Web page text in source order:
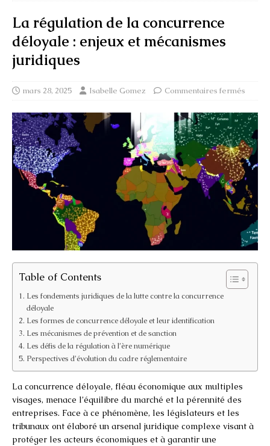
La régulation de la concurrence
déloyale : enjeux et mécanismes
juridiques
mars 28, 2025 Isabelle Gomez Commentaires fermés
Table of Contents
Les fondements juridiques de la lutte contre la concurrence
déloyale
Les formes de concurrence déloyale et leur identification
Les mécanismes de prévention et de sanction
Les défis de la régulation à l’ère numérique
Perspectives d’évolution du cadre réglementaire
La concurrence déloyale, fléau économique aux multiples
visages, menace l’équilibre du marché et la pérennité des
entreprises. Face à ce phénomène, les législateurs et les
tribunaux ont élaboré un arsenal juridique complexe visant à
protéger les acteurs économiques et à garantir une